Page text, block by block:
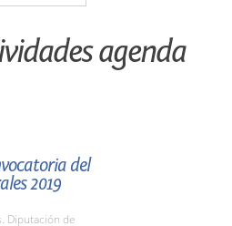
agenda
del
2019
Diputación de